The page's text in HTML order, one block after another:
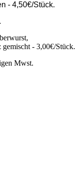
- 4,50€/Stück.
- 3,00€/Stück.
Mwst.